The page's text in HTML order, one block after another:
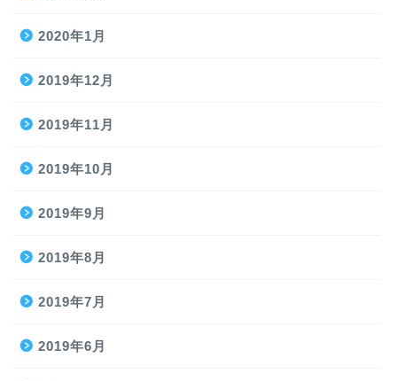
2020年1月
2019年12月
2019年11月
2019年10月
2019年9月
2019年8月
2019年7月
2019年6月